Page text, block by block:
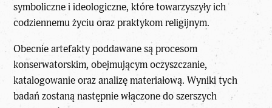
symboliczne i ideologiczne, które towarzyszyły ich
codziennemu życiu oraz praktykom religijnym.
Obecnie artefakty poddawane sąprocesom
konserwatorskim, obejmującym oczyszczanie,
katalogowanie oraz analizę materiałową. Wyniki tych
badań zostaną następnie włączone do szerszych